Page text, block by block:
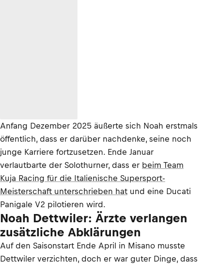
Anfang Dezember 2025 äußerte sich Noah erstmals
öffentlich, dass er darüber nachdenke, seine noch
junge Karriere fortzusetzen. Ende Januar
verlautbarte der Solothurner, dass er beim Team
Kuja Racing für die Italienische Supersport-
Meisterschaft unterschrieben hat und eine Ducati
Panigale V2 pilotieren wird.
Noah Dettwiler: Ärzte verlangen
zusätzliche Abklärungen
Auf den Saisonstart Ende April in Misano musste
Dettwiler verzichten, doch er war guter Dinge, dass